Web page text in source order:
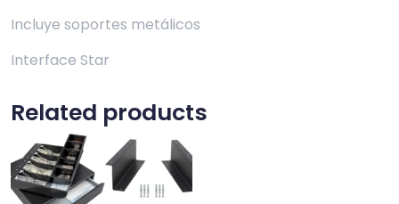
Incluye soportes metálicos
Interface Star
Related products